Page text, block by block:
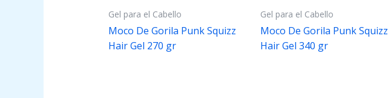
Gel para el Cabello
Moco De Gorila Punk Squizz
Hair Gel 270 gr
Gel para el Cabello
Moco De Gorila Punk Squizz
Hair Gel 340 gr